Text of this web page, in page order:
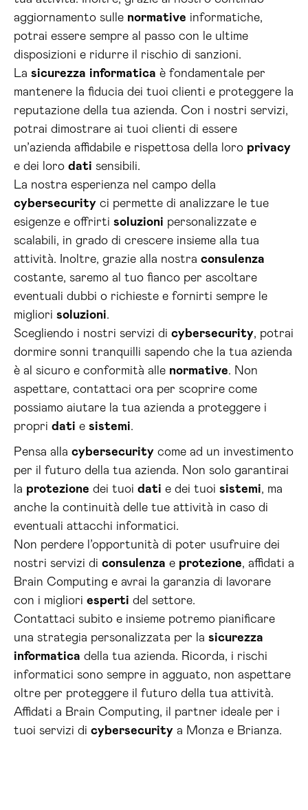
aggiornamento sulle normative informatiche,
potrai essere sempre al passo con le ultime
disposizioni e ridurre il rischio di sanzioni.
La sicurezza informatica è fondamentale per
mantenere la fiducia dei tuoi clienti e proteggere la
reputazione della tua azienda. Con i nostri servizi,
potrai dimostrare ai tuoi clienti di essere
un’azienda affidabile e rispettosa della loro privacy
e dei loro dati sensibili.
La nostra esperienza nel campo della
cybersecurity ci permette di analizzare le tue
esigenze e offrirti soluzioni personalizzate e
scalabili, in grado di crescere insieme alla tua
attività. Inoltre, grazie alla nostra consulenza
costante, saremo al tuo fianco per ascoltare
eventuali dubbi o richieste e fornirti sempre le
migliori soluzioni.
Scegliendo i nostri servizi di cybersecurity, potrai
dormire sonni tranquilli sapendo che la tua azienda
è al sicuro e conformità alle normative. Non
aspettare, contattaci ora per scoprire come
possiamo aiutare la tua azienda a proteggere i
propri dati e sistemi.
Pensa alla cybersecurity come ad un investimento
per il futuro della tua azienda. Non solo garantirai
la protezione dei tuoi dati e dei tuoi sistemi, ma
anche la continuità delle tue attività in caso di
eventuali attacchi informatici.
Non perdere l’opportunità di poter usufruire dei
nostri servizi di consulenza e protezione, affidati a
Brain Computing e avrai la garanzia di lavorare
con i migliori esperti del settore.
Contattaci subito e insieme potremo pianificare
una strategia personalizzata per la sicurezza
informatica della tua azienda. Ricorda, i rischi
informatici sono sempre in agguato, non aspettare
oltre per proteggere il futuro della tua attività.
Affidati a Brain Computing, il partner ideale per i
tuoi servizi di cybersecurity a Monza e Brianza.